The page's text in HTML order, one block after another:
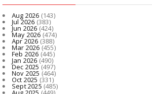
Aug 2026 (143)
Jul 2026 (383)
Jun 2026(424)
May 2026(474)
Apr 2026 (388)
Mar 2026(455)
Feb 2026 (445)
Jan 2026 (490)
Dec 2025(497)
Nov 2025 (464)
Oct 2025 (331)
Sept 2025 (485)